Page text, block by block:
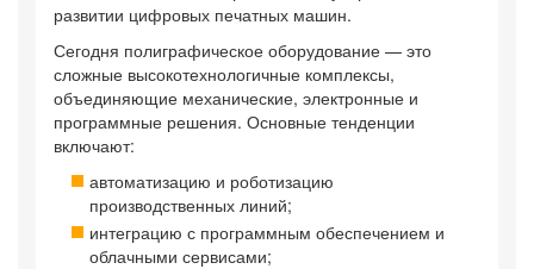
развитии цифровых печатных машин.
Сегодня полиграфическое оборудование — это
сложные высокотехнологичные комплексы,
объединяющие механические, электронные и
программные решения. Основные тенденции
включают:
автоматизацию и роботизацию
производственных линий;
интеграцию с программным обеспечением и
облачными сервисами;